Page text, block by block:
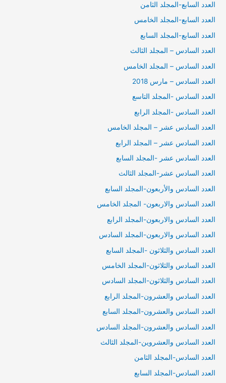
العدد السابع-المجلد الثامن
العدد السابع-المجلد الخامس
العدد السابع-المجلد السابع
العدد السادس – المجلد الثالث
العدد السادس – المجلد الخامس
العدد السادس – مارس 2018
العدد السادس -المجلد التاسع
العدد السادس -المجلد الرابع
العدد السادس عشر – المجلد الخامس
العدد السادس عشر – المجلد الرابع
العدد السادس عشر -المجلد السابع
العدد السادس عشر-المجلد الثالث
العدد السادس والأربعون-المجلد السابع
العدد السادس والاربعون- المجلد الخامس
العدد السادس والاربعون-المجلد الرابع
العدد السادس والاربعون-المجلد السادس
العدد السادس والثلاثون -المجلد السابع
العدد السادس والثلاثون-المجلد الخامس
العدد السادس والثلاثون-المجلد السادس
العدد السادس والعشرون-المجلد الرابع
العدد السادس والعشرون-المجلد السابع
العدد السادس والعشرون-المجلد السادس
العدد السادس والعشروين-المجلد الثالث
العدد السادس-المجلد الثامن
العدد السادس-المجلد السابع